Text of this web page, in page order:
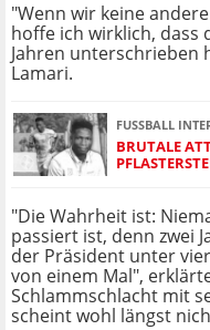
"Wenn wir keine
hoffe ich wirklich, dass
Jahren unterschrieben
Lamari.
FUSSBALL
BRUTALE
"Die Wahrheit ist:
passiert ist, denn zwei
der Präsident unter
von einem Mal",
Schlammschlacht mit
scheint wohl längst